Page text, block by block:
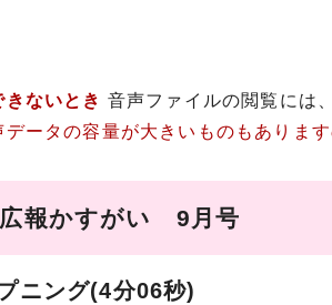
きないとき 音声ファイルの閲覧には
ータの容量が大きいものもありま
報かすがい 9月号
ニング(4分06秒)